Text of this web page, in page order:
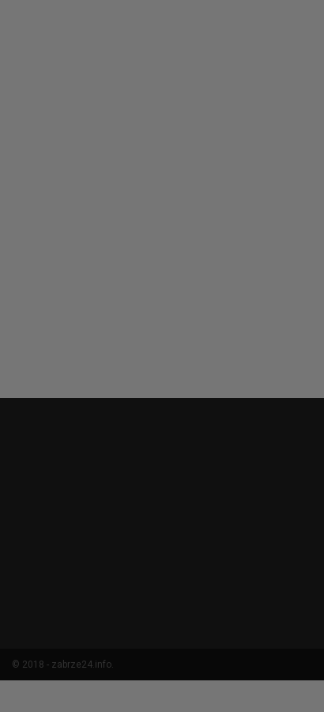
© 2018 - zabrze24.info.